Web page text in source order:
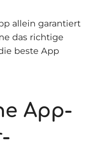
allein garantiert
das richtige
beste App
App-